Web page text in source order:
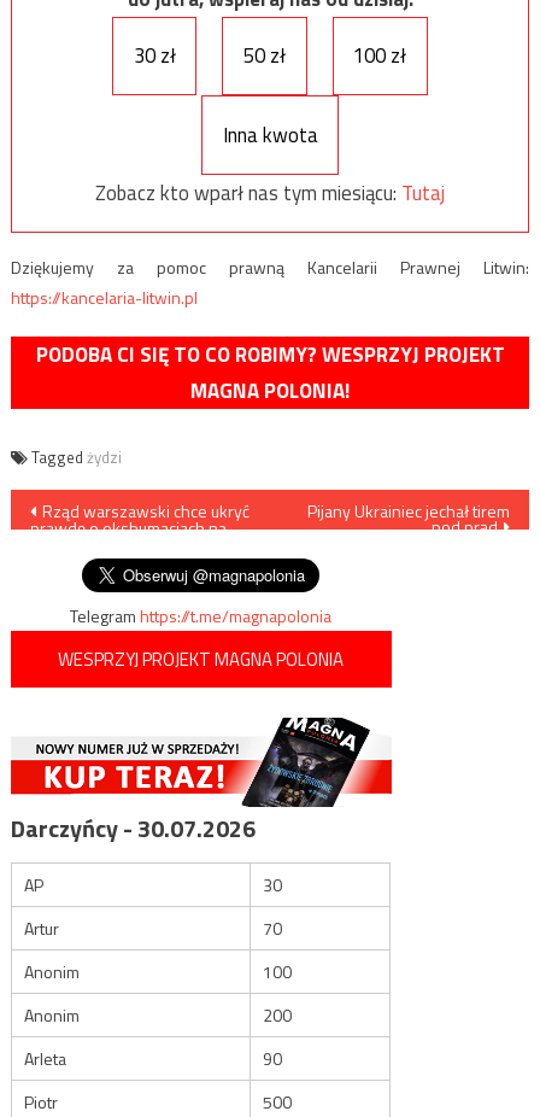
30 zł
50 zł 100 zł
Inna kwota
Zobacz kto wparł nas tym miesiącu: Tutaj
Dziękujemy za pomoc prawną Kancelarii Prawnej Litwin:
https://kancelaria-litwin.pl
PODOBA CI SIĘ TO CO ROBIMY? WESPRZYJ PROJEKT
MAGNA POLONIA!
Tagged żydzi
Nawigacja
wpisu
Rząd warszawski chce ukryć
prawdę o ekshumacjach na
Pijany Ukrainiec jechał tirem
pod prąd
Telegramhttps://t.me/magnapolonia
WESPRZYJ PROJEKT MAGNA POLONIA
Darczyńcy - 30.07.2026
AP
30
Artur
70
Anonim
100
Anonim
200
Arleta
90
Piotr
500